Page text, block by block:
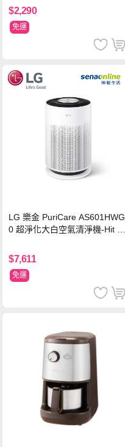
W
$2,290
免運
LG 樂金 PuriCare AS601HWG
0 超淨化大白空氣清淨機-Hit 18
$7,611
免運